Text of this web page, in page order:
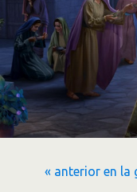
« anterior en la